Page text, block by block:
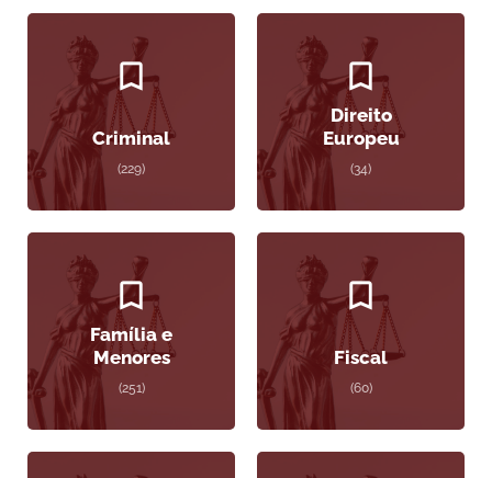
Criminal
(229)
Direito
Europeu
(34)
Família e
Menores
(251)
Fiscal
(60)